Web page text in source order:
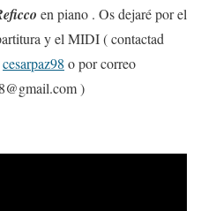
en piano . Os dejaré por el
y el MIDI ( contactad
cesarpaz98 o por correo
)